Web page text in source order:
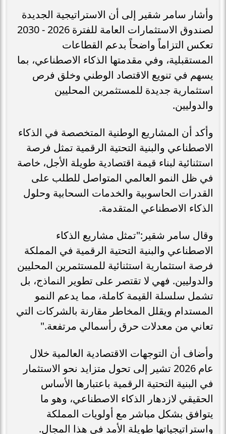
وأشار سامر شقير إلى أن الاستراتيجية الجديدة
لصندوق الاستثمارات العامة للفترة 2026 - 2030
تعكس التزاماً واضحاً بدعم القطاعات
المستقبلية، وفي مقدمتها الذكاء الاصطناعي، بما
يسهم في تنويع الاقتصاد الوطني وخلق فرص
استثمارية جديدة للمستثمرين المحليين
والدوليين.
وأكد أن المشاريع الوطنية المتخصصة في الذكاء
الاصطناعي والبنية التحتية الرقمية تمثل فرصة
استثنائية لبناء قيمة اقتصادية طويلة الأجل، خاصة
في ظل النمو العالمي المتواصل للطلب على
القدرات الحاسوبية والخدمات السحابية وحلول
الذكاء الاصطناعي المتقدمة.
وقال سامر شقير:"تمثل مشاريع الذكاء
الاصطناعي والبنية التحتية الرقمية في المملكة
فرصة استثمارية استثنائية للمستثمرين المحليين
والدوليين. فهي لا تقتصر على تطوير النماذج، بل
تشمل سلسلة القيمة كاملة، مما يدعم النمو
المستدام ويقلل المخاطر مقارنة بالشركات التي
تعاني من معدلات حرق رأسمالي مرتفعة."
وأضاف أن التوجهات الاقتصادية العالمية خلال
عام 2026 تشير إلى تحول متزايد نحو الاستثمار
في البنية التحتية الرقمية باعتبارها الأساس
الحقيقي لازدهار الذكاء الاصطناعي، وهو ما
يتوافق بشكل مباشر مع أولويات المملكة
واستراتيجياتها طويلة الأمد في هذا المجال.